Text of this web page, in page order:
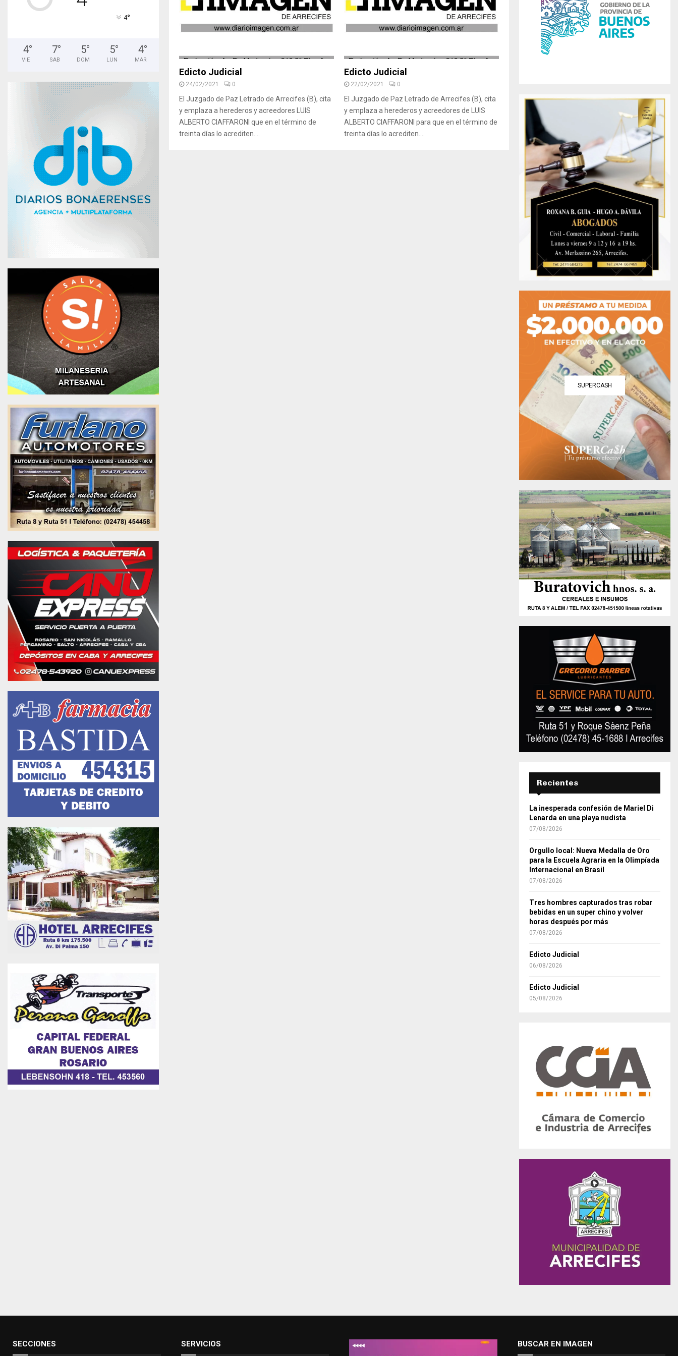
Edicto Judicial
24/02/2021 0
El Juzgado de Paz Letrado de Arrecifes (B), cita
y emplaza a herederos y acreedores LUIS
ALBERTO CIAFFARONI que en el término de
treinta días lo acrediten....
Edicto Judicial
22/02/2021 0
El Juzgado de Paz Letrado de Arrecifes (B), cita
y emplaza a herederos y acreedores de LUIS
ALBERTO CIAFFARONI para que en el término de
treinta días lo acrediten....
4°
4°
VIE
7°
SAB
5°
DOM
5°
LUN
4°
MAR
R
C
SUPERCASH
Recientes
La inesperada confesión de Mariel Di
Lenarda en una playa nudista
07/08/2026
Orgullo local: Nueva Medalla de Oro
para la Escuela Agraria en la Olimpíada
Internacional en Brasil
07/08/2026
Tres hombres capturados tras robar
bebidas en un super chino y volver
horas después por más
07/08/2026
Edicto Judicial
06/08/2026
Edicto Judicial
05/08/2026
SECCIONES SERVICIOS BUSCAR EN IMAGEN